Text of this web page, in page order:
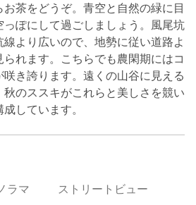
茶をどうぞ。青空と自然の緑に目
っぽにして過ごしましょう。風尾坑
より広いので、地勢に従い道路よ
れます。こちらでも農閑期にはコ
き誇ります。遠くの山谷に見える
のススキがこれらと美しさを競い
しています。
ラマ 街景
ストリートビュー